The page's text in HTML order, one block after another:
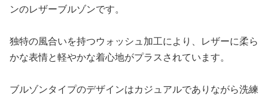
ンのレザーブルゾンです。
独特の風合いを持つウォッシュ加工により、レザーに柔ら
かな表情と軽やかな着心地がプラスされています。
ブルゾンタイプのデザインはカジュアルでありながら洗練